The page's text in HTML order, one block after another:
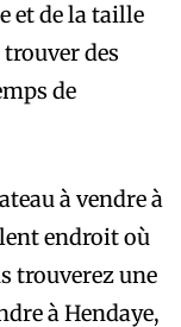
et de la taille
des
de
à vendre à
endroit où
trouverez une
à Hendaye,